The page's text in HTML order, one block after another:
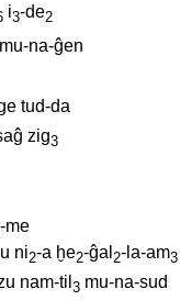
i3-de2
mu-na-ĝen
tud-da
zig3
me
ni2-a ḫe2-ĝal 2-la-am3
nam-til 3 mu-na-sud